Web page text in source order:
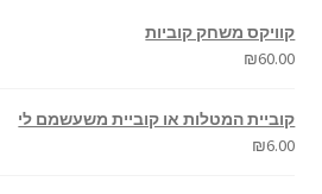
קוויקס משחק קוביות
₪60.00
קוביית המטלות או קוביית משעשמם לי
₪6.00